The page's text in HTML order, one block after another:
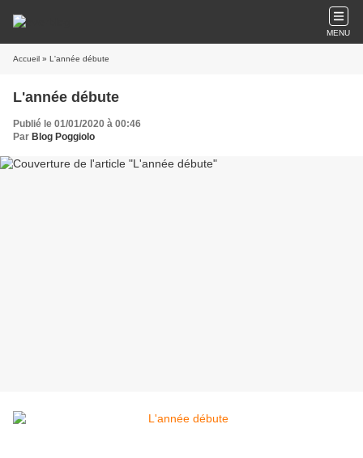
MENU
Accueil » L'année débute
L'année débute
Publié le 01/01/2020 à 00:46
Par Blog Poggiolo